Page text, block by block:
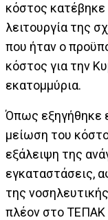
κόστος κατέβηκε
λειτουργία της
που ήταν ο
κόστος για την
εκατομμύρια.
Όπως εξηγήθηκε
μείωση του
εξάλειψη της
εγκαταστάσεις,
της
πλέον στο ΤΕΠΑΚ